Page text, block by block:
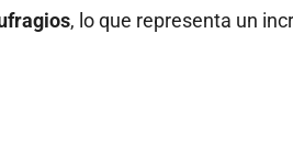
, lo que representa un